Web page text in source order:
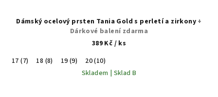
Dámský ocelový prsten Tania Gold s perletí a zirkony +
Dárkové balení zdarma
389 Kč / ks
17 (7)
18 (8) 19 (9)
20 (10)
Skladem | Sklad B